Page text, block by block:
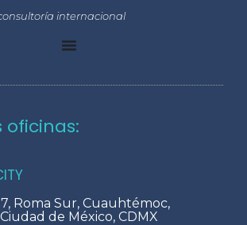
internacional
oficinas:
Roma Sur, Cuauhtémoc,
de México, CDMX